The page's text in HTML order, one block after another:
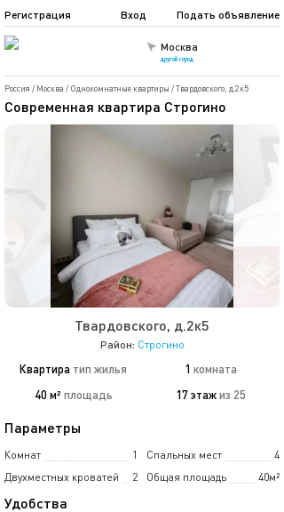
Москва
другой город
Подать объявление
Регистрация Вход
Россия / Москва / Однокомнатные квартиры /Твардовского, д.2к5
Современная квартира Строгино
Твардовского, д.2к5
Район: Строгино
Квартира тип жилья 1 комната
40 м² площадь 17 этажиз 25
Параметры
Комнат 1 Спальных мест
4
Двухместных кроватей
2 Общая площадь 40м²
Удобства